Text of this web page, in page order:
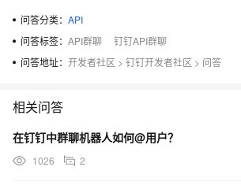
问答分类： API
问答标签： API群聊
钉钉API群聊
问答地址： 开发者社区 > 钉钉开发者社区 > 问答
相关问答
在钉钉中群聊机器人如何@用户？
1026 2